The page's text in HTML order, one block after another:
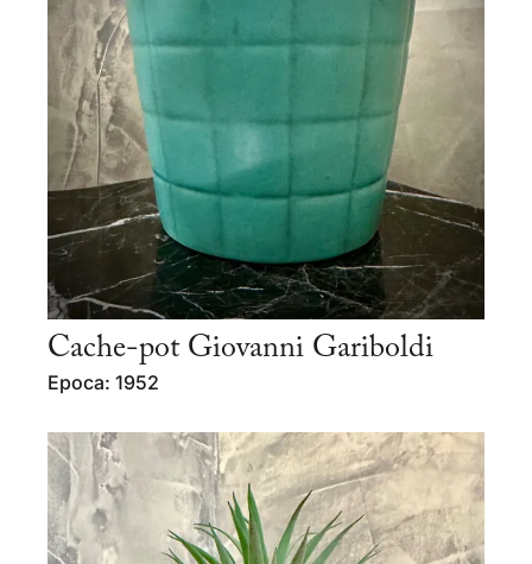
Cache-pot Giovanni Gariboldi
Epoca: 1952